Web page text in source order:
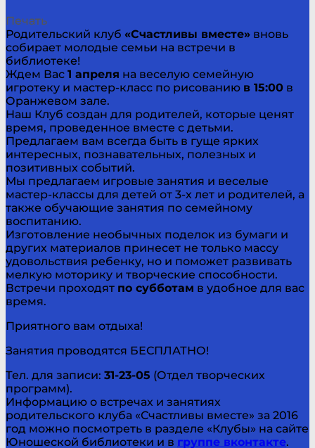
Печать
Родительский клуб «Счастливы вместе» вновь
собирает молодые семьи на встречи в
библиотеке!
Ждем Вас 1 апреля на веселую семейную
игротеку и мастер-класс по рисованию в 15:00 в
Оранжевом зале.
Наш Клуб создан для родителей, которые ценят
время, проведенное вместе с детьми.
Предлагаем вам всегда быть в гуще ярких
интересных, познавательных, полезных и
позитивных событий.
Мы предлагаем игровые занятия и веселые
мастер-классы для детей от 3-х лет и родителей, а
также обучающие занятия по семейному
воспитанию.
Изготовление необычных поделок из бумаги и
других материалов принесет не только массу
удовольствия ребенку, но и поможет развивать
мелкую моторику и творческие способности.
Встречи проходят по субботам в удобное для вас
время.
Приятного вам отдыха!
Занятия проводятся БЕСПЛАТНО!
Тел. для записи: 31-23-05 (Отдел творческих
программ).
Информацию о встречах и занятиях
родительского клуба «Счастливы вместе» за 2016
год можно посмотреть в разделе «Клубы» на сайте
Юношеской библиотеки и в группе вконтакте.